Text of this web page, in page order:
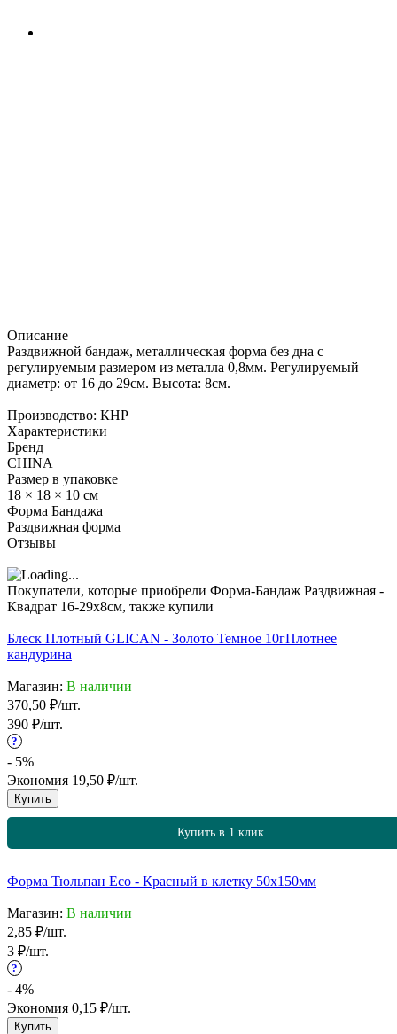
Описание
Раздвижной бандаж, металлическая форма без дна с
регулируемым размером из металла 0,8мм. Регулируемый
диаметр: от 16 до 29см. Высота: 8см.
Производство: КНР
Характеристики
Бренд
CHINA
Размер в упаковке
18 × 18 × 10 см
Форма Бандажа
Раздвижная форма
Отзывы
Покупатели, которые приобрели Форма-Бандаж Раздвижная -
Квадрат 16-29х8см, также купили
Блеск Плотный GLICAN - Золото Темное 10гПлотнее
кандурина
Магазин: В наличии
370,50 ₽/шт.
390 ₽/шт.
?
- 5%
Экономия 19,50 ₽/шт.
Купить
Купить в 1 клик
Форма Тюльпан Eco - Красный в клетку 50х150мм
Магазин: В наличии
2,85 ₽/шт.
3 ₽/шт.
?
- 4%
Экономия 0,15 ₽/шт.
Купить